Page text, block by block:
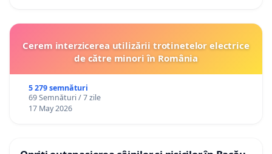
Cerem interzicerea utilizării trotinetelor electrice
de către minori în România
5 279 semnături
69 Semnături / 7 zile
17 May 2026